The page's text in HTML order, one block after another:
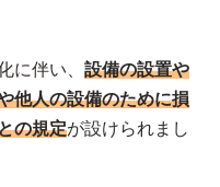
に伴い、 設備の設置や
他人の設備のために損
の規定が設けられまし